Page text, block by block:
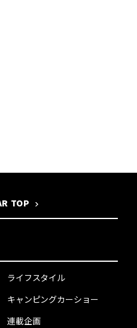
TOP
ライフスタイル
キャンピングカーショー
連載企画